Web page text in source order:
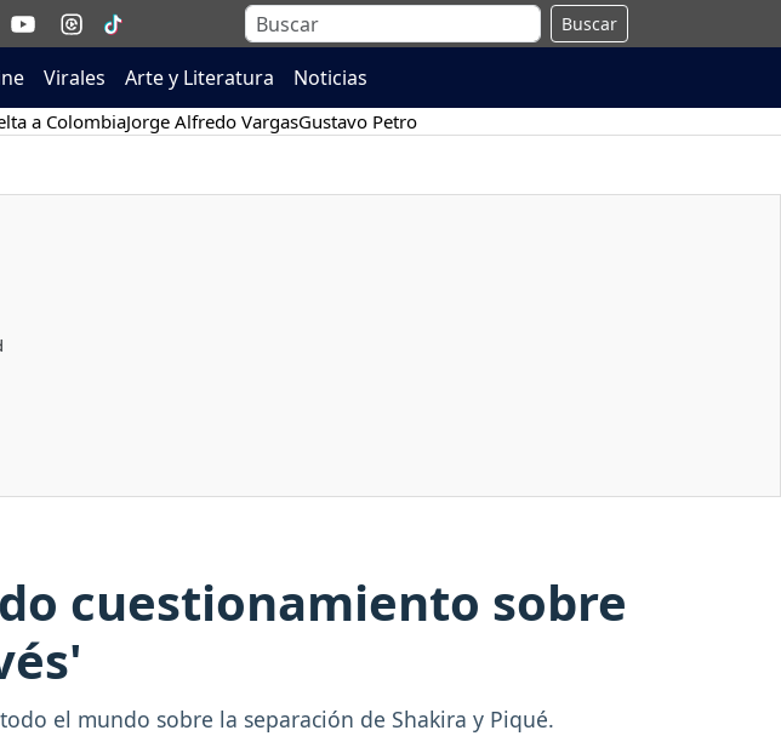
Buscar
Virales Arte y Literatura Noticias
a ColombiaJorge Alfredo VargasGustavo Petro
cuestionamiento sobre
el mundo sobre la separación de Shakira y Piqué.